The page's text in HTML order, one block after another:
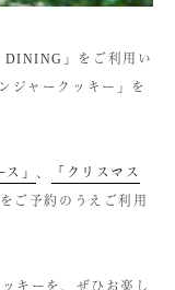
」をご利用い
ジャークッキー」を
」 、
「クリスマス
をご予約のうえご利用
キーを、ぜひお楽し